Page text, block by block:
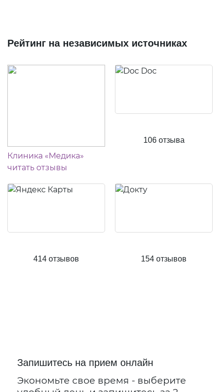
Рейтинг на независимых источниках
Клиника «Медика»
читать отзывы
106 отзыва
414 отзывов 154 отзывов
Запишитесь на прием онлайн
Экономьте свое время - выберите